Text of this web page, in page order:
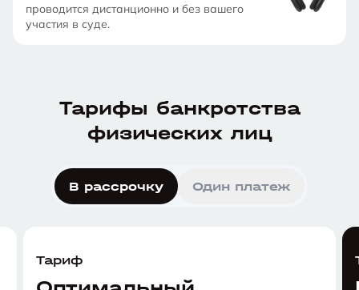
проводится дистанционно и без вашего
участия в суде.
Тарифы банкротства
физических лиц
В рассрочку Один платеж
Тариф